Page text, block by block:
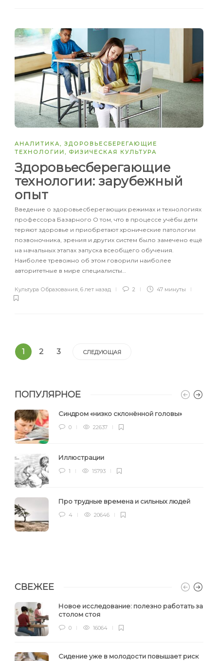
АНАЛИТИКА , ЗДОРОВЬЕСБЕРЕГАЮЩИЕ
ТЕХНОЛОГИИ , ФИЗИЧЕСКАЯ КУЛЬТУРА
Здоровьесберегающие
технологии: зарубежный
опыт
Введение о здоровьесберегающих режимах и технологиях
профессора Базарного О том, что в процессе учёбы дети
теряют здоровье и приобретают хронические патологии
позвоночника, зрения и других систем было замечено ещё
на начальных этапах запуска всеобщего обучения.
Наиболее тревожно об этом говорили наиболее
авторитетные в мире специалисты…
Культура Образования 6 лет назад 2 47 минуты
1 2 3 СЛЕДУЮЩАЯ
ПОПУЛЯРНОЕ
Синдром «низко склонённой головы»
0 22637
Иллюстрации
1 15793
Про трудные времена и сильных людей
4 20646
СВЕЖЕЕ
Новое исследование: полезно работать за
столом стоя
0 16064
Сидение уже в молодости повышает риск